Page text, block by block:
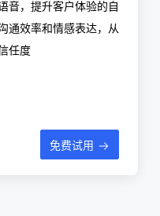
音，提升客户体验的自
通效率和情感表达，从
任度
免费试用